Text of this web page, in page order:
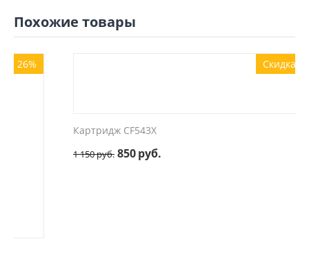
Похожие товары
Скидка 26%
Картридж CF543X
850руб.